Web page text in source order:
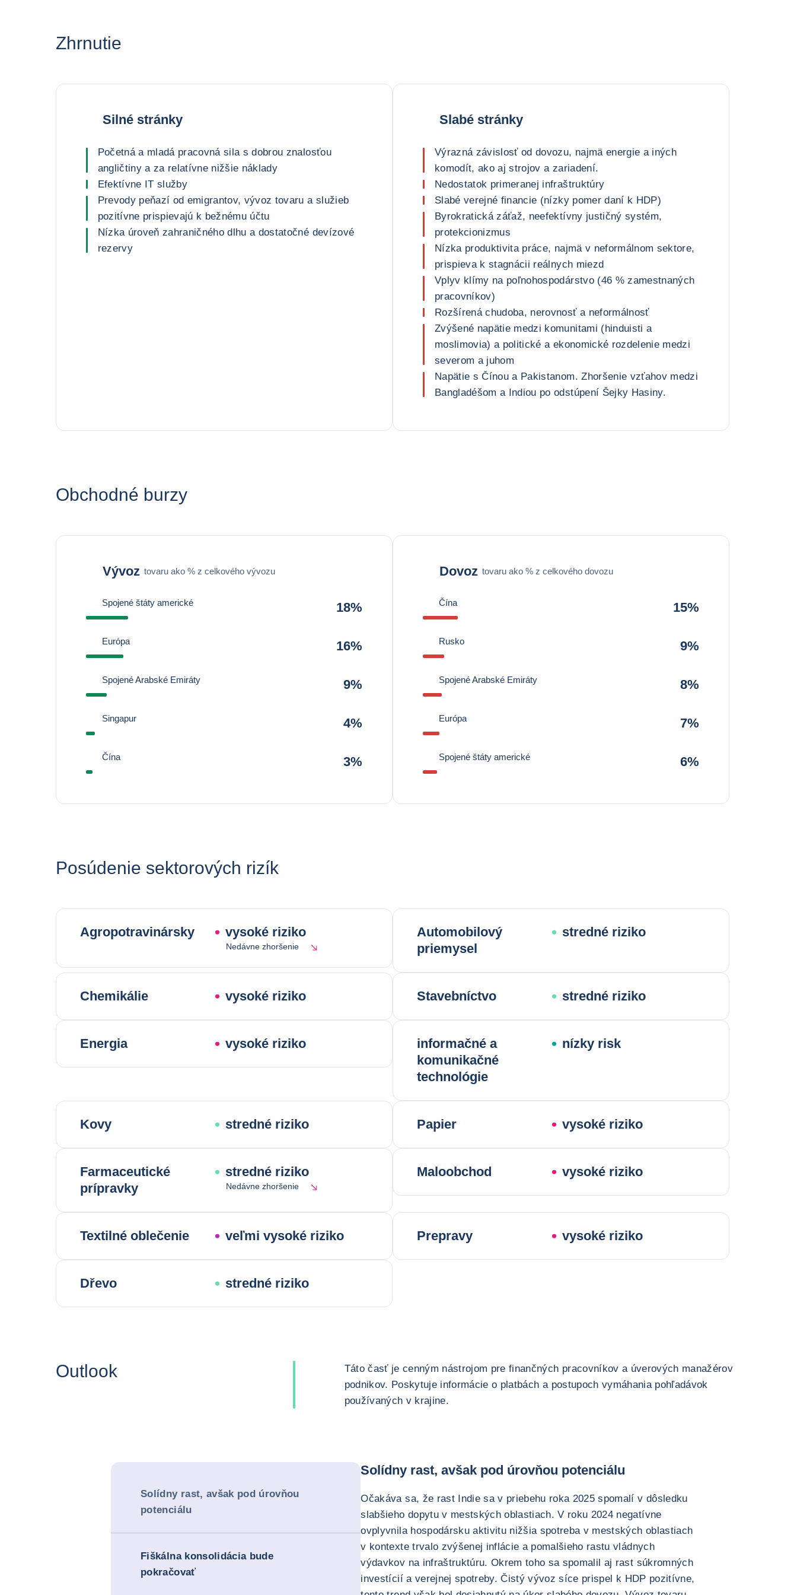
Zhrnutie
Silné stránky
Početná a mladá pracovná sila s dobrou znalosťou
angličtiny a za relatívne nižšie náklady
Efektívne IT služby
Prevody peňazí od emigrantov, vývoz tovaru a služieb
pozitívne prispievajú k bežnému účtu
Nízka úroveň zahraničného dlhu a dostatočné devízové
rezervy
Slabé stránky
Výrazná závislosť od dovozu, najmä energie a iných
komodít, ako aj strojov a zariadení.
Nedostatok primeranej infraštruktúry
Slabé verejné financie (nízky pomer daní k HDP)
Byrokratická záťaž, neefektívny justičný systém,
protekcionizmus
Nízka produktivita práce, najmä v neformálnom sektore,
prispieva k stagnácii reálnych miezd
Vplyv klímy na poľnohospodárstvo (46 % zamestnaných
pracovníkov)
Rozšírená chudoba, nerovnosť a neformálnosť
Zvýšené napätie medzi komunitami (hinduisti a
moslimovia) a politické a ekonomické rozdelenie medzi
severom a juhom
Napätie s Čínou a Pakistanom. Zhoršenie vzťahov medzi
Bangladéšom a Indiou po odstúpení Šejky Hasiny.
Obchodné burzy
Vývoz tovaru ako % z celkového vývozu
Spojené štáty americké 18%
Európa 16%
Spojené Arabské Emiráty 9%
Singapur 4%
Čína 3%
Dovoz tovaru ako % z celkového dovozu
Čína 15%
Rusko 9%
Spojené Arabské Emiráty 8%
Európa 7%
Spojené štáty americké 6%
Posúdenie sektorových rizík
Agropotravinársky vysoké riziko
Nedávne zhoršenie
Automobilový
priemysel
stredné riziko
Chemikálie vysoké riziko Stavebníctvo stredné riziko
Energia vysoké riziko
informačné a
komunikačné
technológie
nízky risk
Kovy stredné riziko Papier vysoké riziko
Farmaceutické
prípravky
stredné riziko
Nedávne zhoršenie
Maloobchod vysoké riziko
Textilné oblečenie veľmi vysoké riziko Prepravy vysoké riziko
Dřevo stredné riziko
Outlook
Táto časť je cenným nástrojom pre finančných pracovníkov a úverových manažérov
podnikov. Poskytuje informácie o platbách a postupoch vymáhania pohľadávok
používaných v krajine.
Solídny rast, avšak pod úrovňou
potenciálu
Fiškálna konsolidácia bude
pokračovať
Solídny rast, avšak pod úrovňou potenciálu
Očakáva sa, že rast Indie sa v priebehu roka 2025 spomalí v dôsledku
slabšieho dopytu v mestských oblastiach. V roku 2024 negatívne
ovplyvnila hospodársku aktivitu nižšia spotreba v mestských oblastiach
v kontexte trvalo zvýšenej inflácie a pomalšieho rastu vládnych
výdavkov na infraštruktúru. Okrem toho sa spomalil aj rast súkromných
investícií a verejnej spotreby. Čistý vývoz síce prispel k HDP pozitívne,